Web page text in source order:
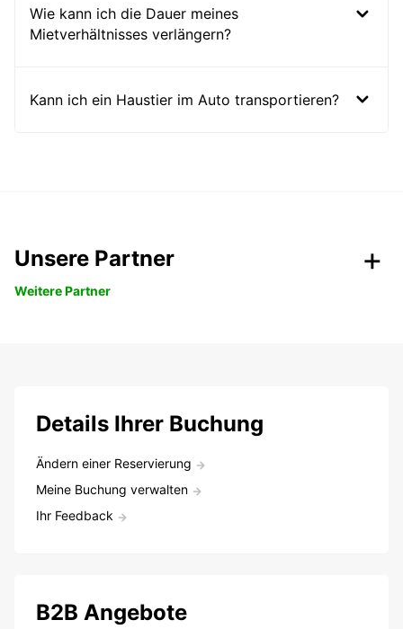
Wie kann ich die Dauer meines
Mietverhältnisses verlängern?
Kann ich ein Haustier im Auto transportieren?
Unsere Partner
Weitere Partner
Details Ihrer Buchung
Ändern einer Reservierung
Meine Buchung verwalten
Ihr Feedback
B2B Angebote